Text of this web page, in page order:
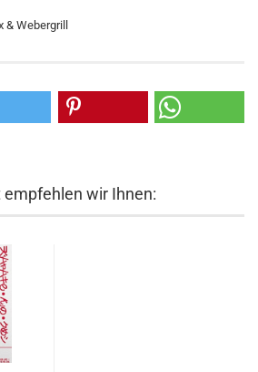
Webergrill
wir Ihnen: